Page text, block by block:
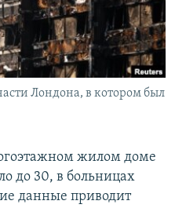
Лондона, в котором был
жилом доме
до 30, в больницах
данные приводит